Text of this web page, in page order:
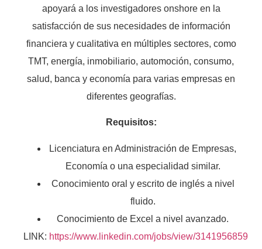
apoyará a los investigadores onshore en la
satisfacción de sus necesidades de información
financiera y cualitativa en múltiples sectores, como
TMT, energía, inmobiliario, automoción, consumo,
salud, banca y economía para varias empresas en
diferentes geografías.
Requisitos:
Licenciatura en Administración de Empresas,
Economía o una especialidad similar.
Conocimiento oral y escrito de inglés a nivel
fluido.
Conocimiento de Excel a nivel avanzado.
LINK: https://www.linkedin.com/jobs/view/3141956859